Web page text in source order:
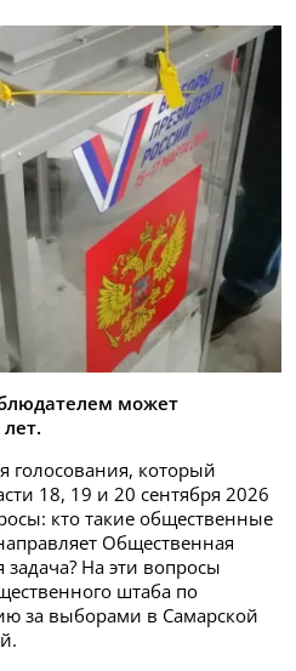
может
голосования, который
18, 19 и 20 сентября 2026
кто такие общественные
Общественная
задача? На эти вопросы
штаба по
за выборами в Самарской